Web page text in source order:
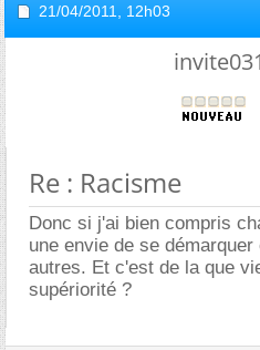
21/04/2011, 12h03
Re : Racisme
Donc si j'ai bien compris
une envie de se
autres. Et c'est de la que
supériorité ?